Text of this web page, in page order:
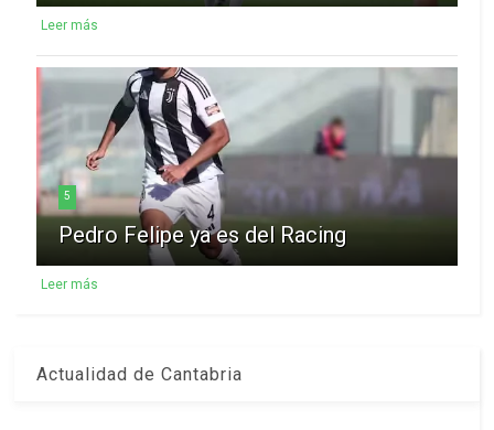
Leer más
5
Pedro Felipe ya es del Racing
Leer más
Actualidad de Cantabria